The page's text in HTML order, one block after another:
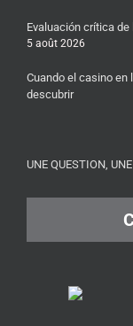
Evaluación crítica
5 août 2026
Cuando el casino en
descubrir
UNE QUESTION,